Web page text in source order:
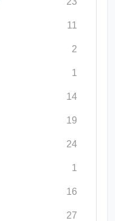
11
2
1
14
19
24
1
16
27